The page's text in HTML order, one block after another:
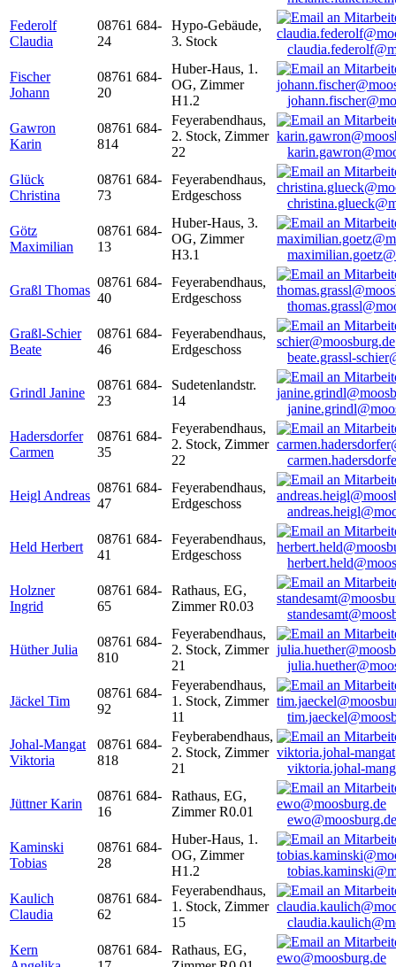
Federolf
Claudia
08761 684-
24
Hypo-Gebäude,
3. Stock
Fischer
Johann
08761 684-
20
Huber-Haus, 1.
OG, Zimmer
H1.2
Gawron
Karin
08761 684-
814
Feyerabendhaus,
2. Stock, Zimmer
22
Glück
Christina
08761 684-
73
Feyerabendhaus,
Erdgeschoss
Götz
Maximilian
08761 684-
13
Huber-Haus, 3.
OG, Zimmer
H3.1
Graßl Thomas
08761 684-
40
Feyerabendhaus,
Erdgeschoss
Graßl-Schier
Beate
08761 684-
46
Feyerabendhaus,
Erdgeschoss
beate.grassl-
Grindl Janine
08761 684-
23
Sudetenlandstr.
14
Hadersdorfer
Carmen
08761 684-
35
Feyerabendhaus,
2. Stock, Zimmer
22
Heigl Andreas
08761 684-
47
Feyerabendhaus,
Erdgeschoss
Held Herbert
08761 684-
41
Feyerabendhaus,
Erdgeschoss
Holzner
Ingrid
08761 684-
65
Rathaus, EG,
Zimmer R0.03
Hüther Julia
08761 684-
810
Feyerabendhaus,
2. Stock, Zimmer
21
Jäckel Tim
08761 684-
92
Feyerabendhaus,
1. Stock, Zimmer
11
Johal-Mangat
Viktoria
08761 684-
818
Feyberabendhaus,
2. Stock, Zimmer
21
viktoria.johal-
Jüttner Karin
08761 684-
16
Rathaus, EG,
Zimmer R0.01
ewo@moosburg.de
Kaminski
Tobias
08761 684-
28
Huber-Haus, 1.
OG, Zimmer
H1.2
Kaulich
Claudia
08761 684-
62
Feyerabendhaus,
1. Stock, Zimmer
15
Kern
08761 684-
Rathaus, EG,